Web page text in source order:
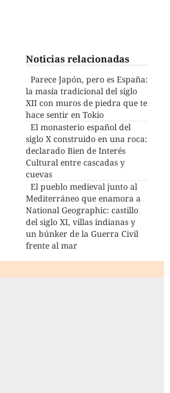
Noticias relacionadas
Parece Japón, pero es España:
la masía tradicional del siglo
XII con muros de piedra que te
hace sentir en Tokio
El monasterio español del
siglo X construido en una roca:
declarado Bien de Interés
Cultural entre cascadas y
cuevas
El pueblo medieval junto al
Mediterráneo que enamora a
National Geographic: castillo
del siglo XI, villas indianas y
un búnker de la Guerra Civil
frente al mar